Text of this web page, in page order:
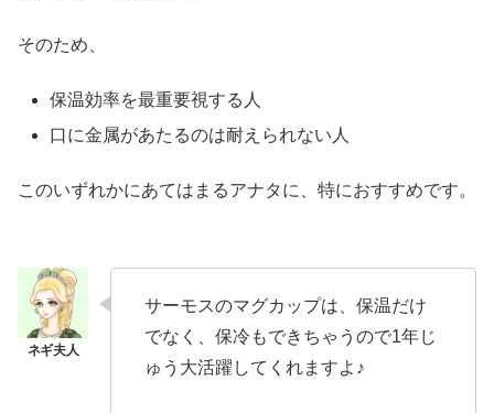
そのため、
保温効率を最重要視する人
口に金属があたるのは耐えられない人
このいずれかにあてはまるアナタに、特におすすめです。
サーモスのマグカップは、保温だけ
でなく、保冷もできちゃうので1年じ
ゅう大活躍してくれますよ♪